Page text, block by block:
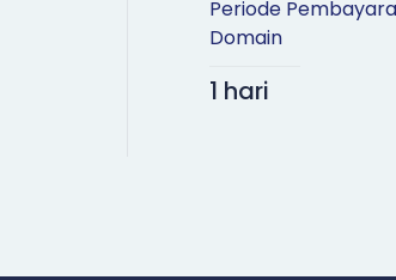
Periode
Domain
1 hari